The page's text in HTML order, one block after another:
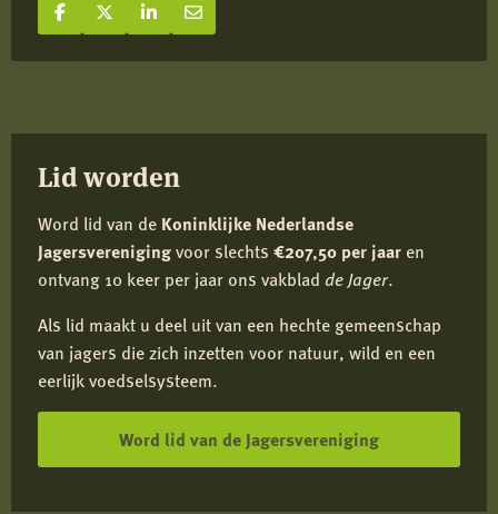
Deel op Facebook
Deel
op
Deel op X
Deel
op
Deel op LinkedIn
Deel
op
Deel via e-mail
Deel
via
Lid worden
Word lid van de Koninklijke Nederlandse
Jagersverenigingvoor slechts €207,50 per jaar en
ontvang 10 keer per jaar ons vakblad de Jager.
Als lid maakt u deel uit van een hechte gemeenschap
van jagers die zich inzetten voor natuur, wild en een
eerlijk voedselsysteem.
Word lid van de Jagersvereniging